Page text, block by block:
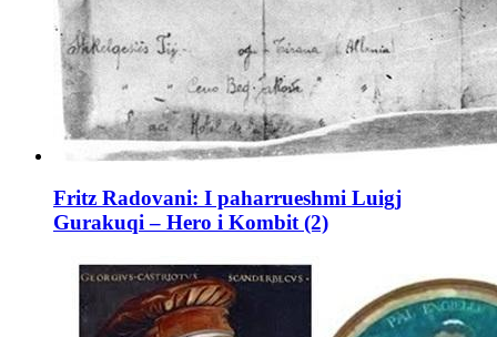
Fritz Radovani: I paharrueshmi Luigj
Gurakuqi – Hero i Kombit (2)